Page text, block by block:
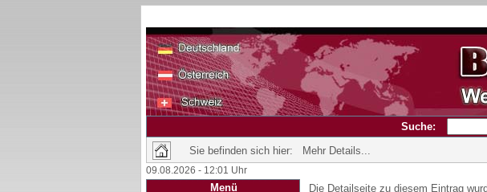
Suche:
Sie befinden sich hier: Mehr Details...
09.08.2026 - 12:01 Uhr
Menü Die Detailseite zu diesem Eintrag